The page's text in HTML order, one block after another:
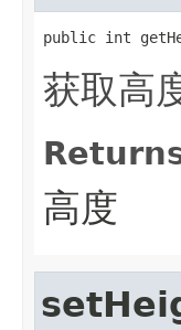
public int
获取高
高度